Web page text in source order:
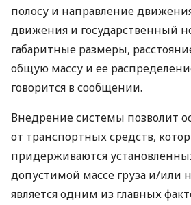
полосу и направление
движения и государственный
габаритные размеры,
общую массу и ее
говорится в сообщении.
Внедрение системы позволит
от транспортных средств,
придерживаются
допустимой массе груза и/или
является одним из главных